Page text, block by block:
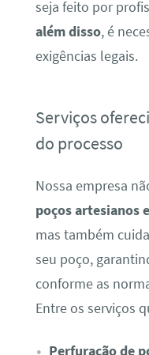
seja feito por
além disso, é
exigências legais.
Serviços
do processo
Nossa empresa
poços artesianos
mas também
seu poço,
conforme as
Entre os serviços
Perfuração de